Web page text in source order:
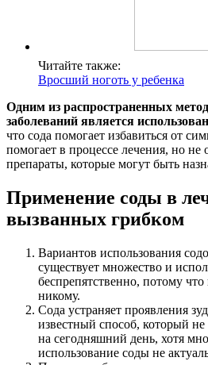
Читайте также:
Вросший ноготь у ребенка
Одним из распространенных
заболеваний является
что сода помогает избавиться от
помогает в процессе лечения, но не
препараты, которые могут быть
Применение соды в
вызванных грибком
Вариантов использования
существует множество и
беспрепятственно, потому что
никому.
Сода устраняет проявления
известный способ, который не
на сегодняшний день, хотя
использование соды не